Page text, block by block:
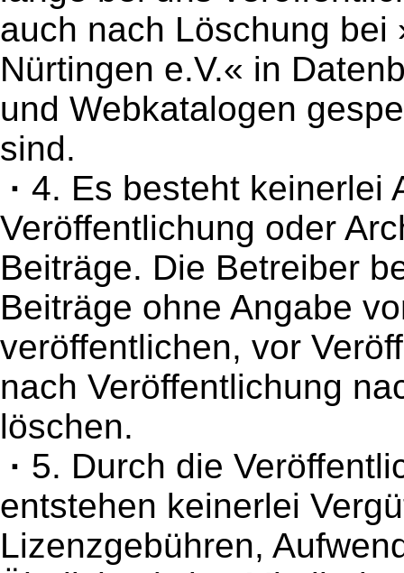
auch nach Löschung
Nürtingen e.V.« in
und Webkatalogen
sind.
· 4. Es besteht keinerlei
Veröffentlichung oder
Beiträge. Die Betreiber
Beiträge ohne Angabe
veröffentlichen, vor
nach Veröffentlichung
löschen.
· 5. Durch die
entstehen keinerlei
Lizenzgebühren,